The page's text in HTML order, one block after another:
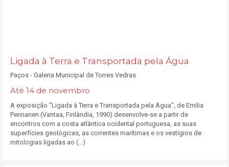
Ligada à Terra e Transportada pela Água
Paços - Galeria Municipal de Torres Vedras
Até 14 de novembro
A exposição "Ligada à Terra e Transportada pela Água", de Emilia
Pennanen (Vantaa, Finlândia, 1990) desenvolve-se a partir de
encontros com a costa atlântica ocidental portuguesa, as suas
superfícies geológicas, as correntes marítimas e os vestígios de
mitologias ligadas ao (...)